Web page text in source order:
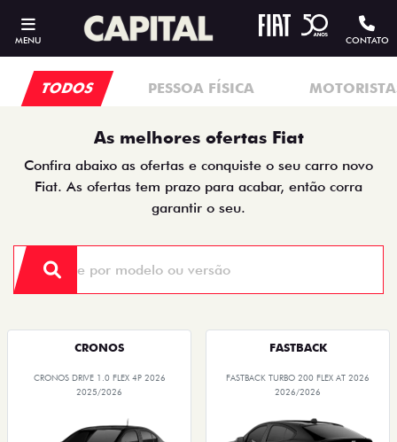
MENU CONTATO
TODOS PESSOA FÍSICA
As melhores ofertas Fiat
Confira abaixo as ofertas e conquiste o seu carro novo
Fiat. As ofertas tem prazo para acabar, então corra
garantir o seu.
CRONOS
CRONOS DRIVE 1.0 FLEX 4P 2026
2025/2026
FASTBACK
FASTBACK TURBO 200 FLEX AT 2026
2026/2026